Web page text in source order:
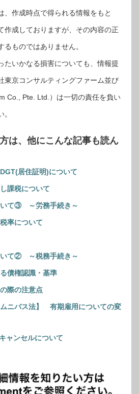
作成時点で得られる情報をもと
作成しておりますが、その内容の正
ものではありません。
たいかなる損害についても、情報提
東京コンサルティングファーム並び
Co., Pte. Ltd.）は一切の責任を負い
は、他にこんな記事も読ん
居住証明)について
課税について
いて③ ～労務手続き～
率について
いて② ～税務手続き～
債権認識・基準
際の注意点
ムニバス法】 有期雇用についての変
ャンセルについて